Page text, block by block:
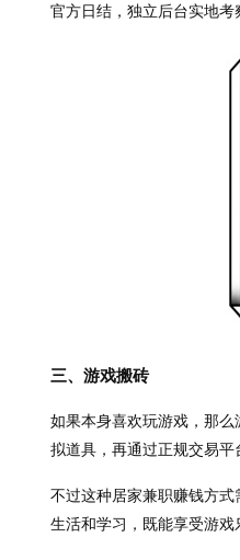
官方日结，独立后台实地考
三、游戏搬砖
如果本身喜欢玩游戏，那
拟道具，再通过正规交易平
不过这种居家兼职赚钱方
生活和学习，既能享受游戏